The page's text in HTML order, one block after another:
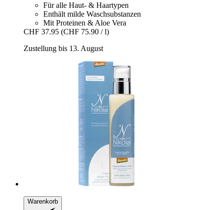
Für alle Haut- & Haartypen
Enthält milde Waschsubstanzen
Mit Proteinen & Aloe Vera
CHF 37.95 (CHF 75.90 / l)
Zustellung bis 13. August
Warenkorb